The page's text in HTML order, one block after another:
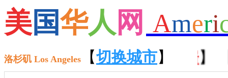
美国华人 网 Ameri
洛杉矶 Los Angeles 【切换城市】
招聘】 【租房】 【售房 】 【